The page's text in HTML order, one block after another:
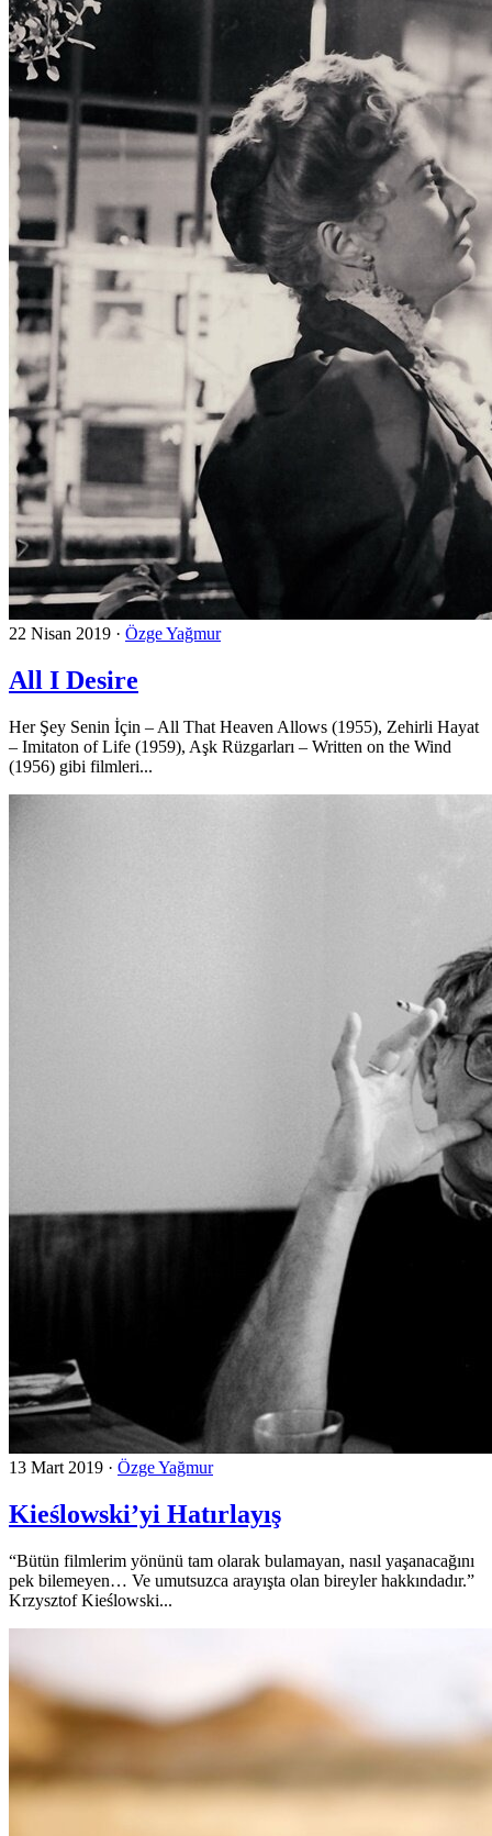
22 Nisan 2019 · Özge Yağmur
All I Desire
Her Şey Senin İçin – All That Heaven Allows (1955), Zehirli Hayat
– Imitaton of Life (1959), Aşk Rüzgarları – Written on the Wind
(1956) gibi filmleri...
13 Mart 2019 · Özge Yağmur
Kieślowski’yi Hatırlayış
“Bütün filmlerim yönünü tam olarak bulamayan, nasıl yaşanacağını
pek bilemeyen… Ve umutsuzca arayışta olan bireyler hakkındadır.”
Krzysztof Kieślowski...